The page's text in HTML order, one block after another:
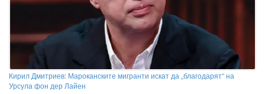
Кирил Дмитриев: Мароканските мигранти искат да „благодарят“ на
Урсула фон дер Лайен